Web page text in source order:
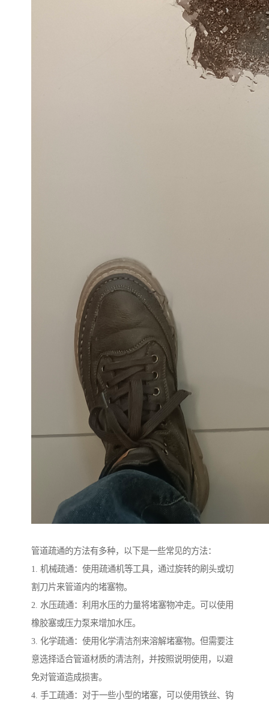
管道疏通的方法有多种，以下是一些常见的方法：
1. 机械疏通：使用疏通机等工具，通过旋转的刷头或切
割刀片来管道内的堵塞物。
2. 水压疏通：利用水压的力量将堵塞物冲走。可以使用
橡胶塞或压力泵来增加水压。
3. 化学疏通：使用化学清洁剂来溶解堵塞物。但需要注
意选择适合管道材质的清洁剂，并按照说明使用，以避
免对管道造成损害。
4. 手工疏通：对于一些小型的堵塞，可以使用铁丝、钩